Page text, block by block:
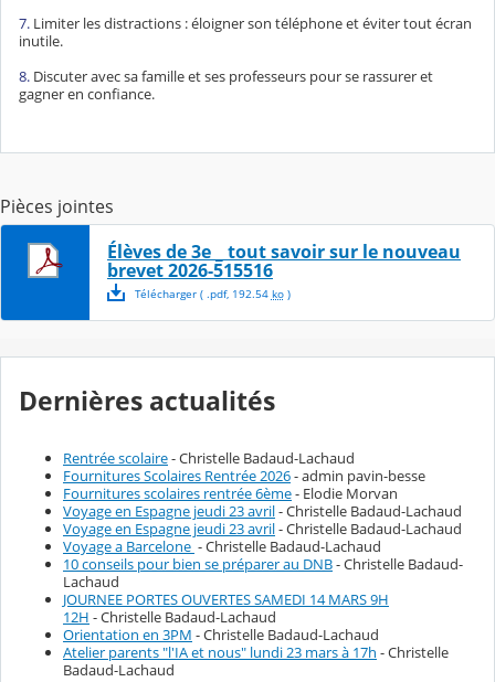
7. Limiter les distractions :éloigner son téléphone et éviter tout écran
inutile.
8. Discuter avec sa famille et ses professeurs pour se rassurer et
gagner en confiance.
Pièces jointes
Élèves de 3e _ tout savoir sur le nouveau
brevet 2026-515516
Télécharger( .pdf, 192.54 ko)
Dernières actualités
Rentrée scolaire- Christelle Badaud-Lachaud
Fournitures Scolaires Rentrée 2026- admin pavin-besse
Fournitures scolaires rentrée 6ème- Elodie Morvan
Voyage en Espagne jeudi 23 avril- Christelle Badaud-Lachaud
Voyage en Espagne jeudi 23 avril- Christelle Badaud-Lachaud
Voyage a Barcelone - Christelle Badaud-Lachaud
10 conseils pour bien se préparer au DNB- Christelle Badaud-
Lachaud
JOURNEE PORTES OUVERTES SAMEDI 14 MARS 9H
12H - Christelle Badaud-Lachaud
Orientation en 3PM - Christelle Badaud-Lachaud
Atelier parents "l'IA et nous" lundi 23 mars à 17h - Christelle
Badaud-Lachaud